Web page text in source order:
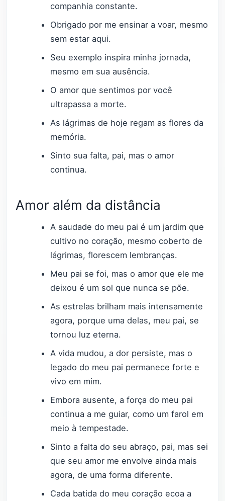
companhia constante.
Obrigado por me ensinar a voar, mesmo
sem estar aqui.
Seu exemplo inspira minha jornada,
mesmo em sua ausência.
O amor que sentimos por você
ultrapassa a morte.
As lágrimas de hoje regam as flores da
memória.
Sinto sua falta, pai, mas o amor
continua.
Amor além da distância
A saudade do meu pai é um jardim que
cultivo no coração, mesmo coberto de
lágrimas, florescem lembranças.
Meu pai se foi, mas o amor que ele me
deixou é um sol que nunca se põe.
As estrelas brilham mais intensamente
agora, porque uma delas, meu pai, se
tornou luz eterna.
A vida mudou, a dor persiste, mas o
legado do meu pai permanece forte e
vivo em mim.
Embora ausente, a força do meu pai
continua a me guiar, como um farol em
meio à tempestade.
Sinto a falta do seu abraço, pai, mas sei
que seu amor me envolve ainda mais
agora, de uma forma diferente.
Cada batida do meu coração ecoa a